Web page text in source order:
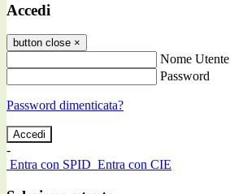
Accedi
button close ×
Nome Utente
Password
Password dimenticata?
-
Entra con SPID Entra con CIE